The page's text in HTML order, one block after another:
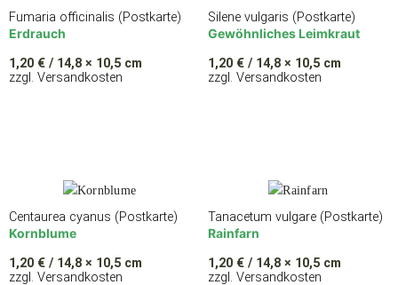
Fumaria officinalis (Postkarte)
Erdrauch
1,20 € / 14,8 × 10,5 cm
zzgl. Versandkosten
Silene vulgaris (Postkarte)
Gewöhnliches Leimkraut
1,20 € / 14,8 × 10,5 cm
zzgl. Versandkosten
Centaurea cyanus (Postkarte)
Kornblume
1,20 € / 14,8 × 10,5 cm
zzgl. Versandkosten
Tanacetum vulgare (Postkarte)
Rainfarn
1,20 € / 14,8 × 10,5 cm
zzgl. Versandkosten